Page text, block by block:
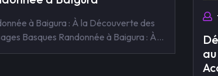
à Baigura : À la Découverte des
Basques Randonnée à Baigura : À…